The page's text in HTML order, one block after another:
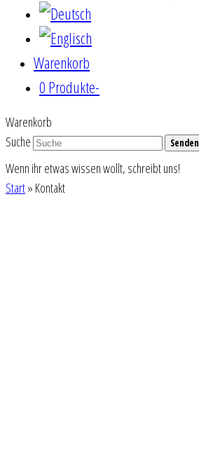
Warenkorb
0 Produkte-
Warenkorb
Suche
Senden
Wenn ihr etwas wissen wollt, schreibt uns!
Start» Kontakt